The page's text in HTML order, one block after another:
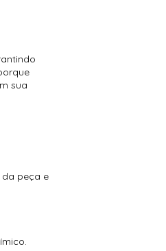
sua
peça e